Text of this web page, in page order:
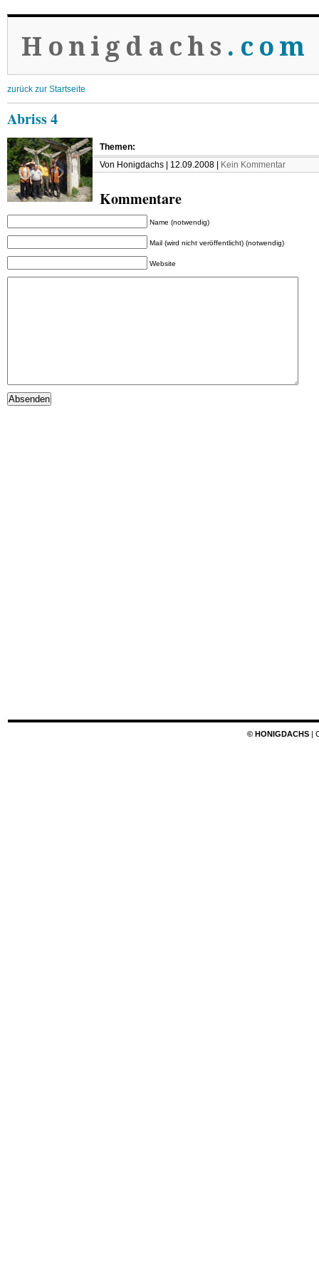
Honigdachs .com
zurück zur Startseite
Abriss 4
Themen:
Von Honigdachs | 12.09.2008 |
Kein Kommentar
Kommentare
Name (notwendig)
Mail (wird nicht veröffentlicht) (notwendig)
Website
© HONIGDACHS |